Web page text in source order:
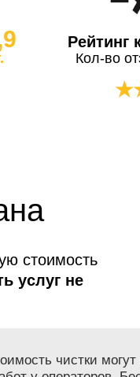
Рейтинг
Кол-во
стоимость
услуг не
чистки